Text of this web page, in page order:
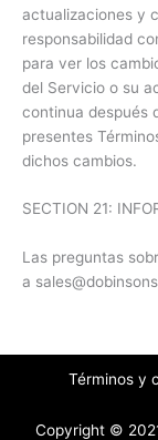
actualizaciones y
responsabilidad
para ver los
del Servicio o su
continua después
presentes
dichos cambios.
SECTION 21:
Las preguntas
a
Términos y
Copyright ©